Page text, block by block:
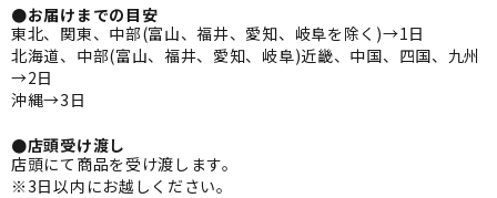
●お届けまでの目安
東北、関東、中部(富山、福井、愛知、岐阜を除く)→1日
北海道、中部(富山、福井、愛知、岐阜)近畿、中国、四国、九州
→2日
沖縄→3日
●店頭受け渡し
店頭にて商品を受け渡します。
※3日以内にお越しください。